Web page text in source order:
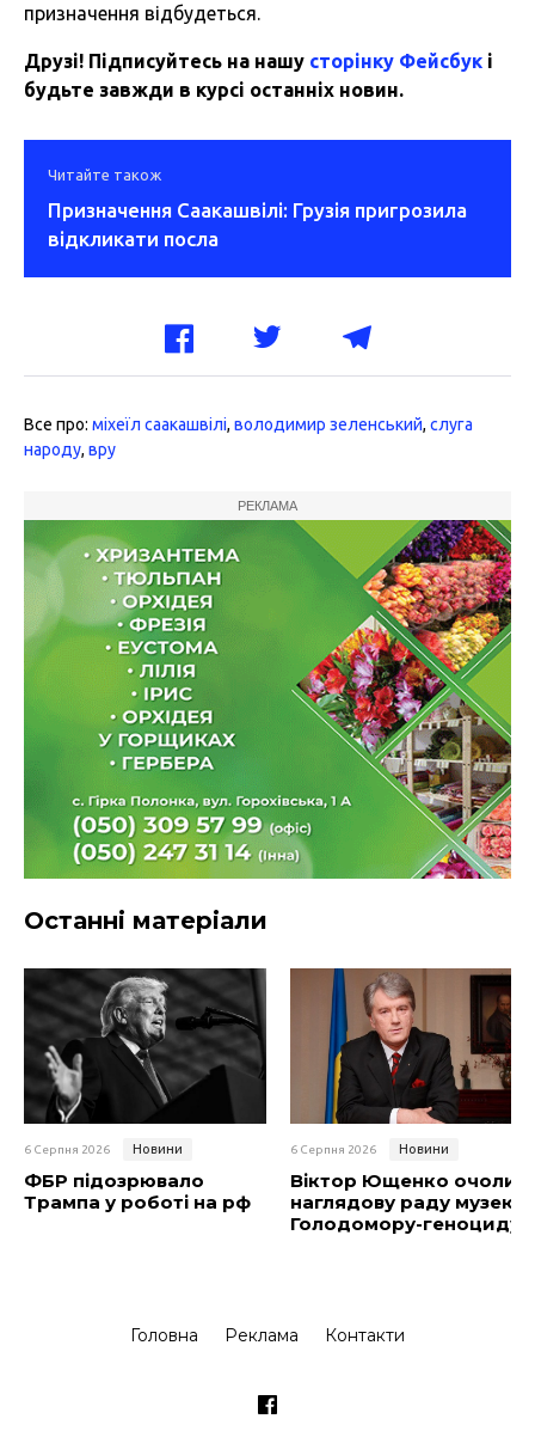
призначення відбудеться.
Друзі! Підписуйтесь на нашу сторінку Фейсбук і
будьте завжди в курсі останніх новин.
Читайте також
Призначення Саакашвілі: Грузія пригрозила
відкликати посла
Все про: міхеїл саакашвілі, володимир зеленський, слуга
народу, вру
РЕКЛАМА
Останні матеріали
6 Серпня 2026 Новини
ФБР підозрювало
Трампа у роботі на рф
6 Серпня 2026 Новини
Віктор Ющенко очолив
наглядову раду музею
Голодомору-геноциду
Головна Реклама Контакти